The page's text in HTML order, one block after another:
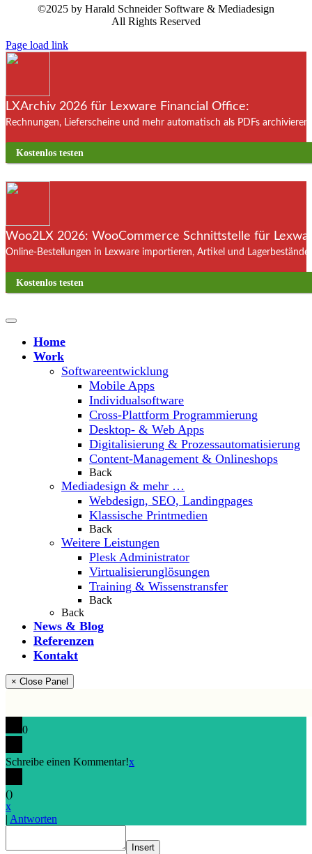
©2025 by Harald Schneider Software & Mediadesign
All Rights Reserved
Page load link
LXArchiv 2026 für Lexware Financial Office:
Rechnungen, Lieferscheine und mehr automatisch als PDFs
Kostenlos testen
Woo2LX 2026: WooCommerce Schnittstelle für
Online-Bestellungen in Lexware importieren, Artikel und
Kostenlos testen
Home
Work
Softwareentwicklung
Mobile Apps
Individualsoftware
Cross-Plattform Programmierung
Desktop- & Web Apps
Digitalisierung & Prozessautomatisierung
Content-Management & Onlineshops
Back
Mediadesign & mehr …
Webdesign, SEO, Landingpages
Klassische Printmedien
Back
Weitere Leistungen
Plesk Administrator
Virtualisierunglösungen
Training & Wissenstransfer
Back
Back
News & Blog
Referenzen
Kontakt
× Close Panel
0
Schreibe einen Kommentar!x
()
x
| Antworten
Insert